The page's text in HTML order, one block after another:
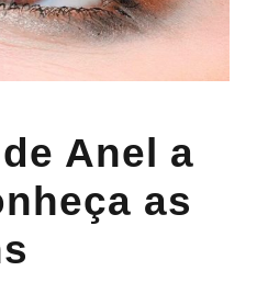
Anel a
as